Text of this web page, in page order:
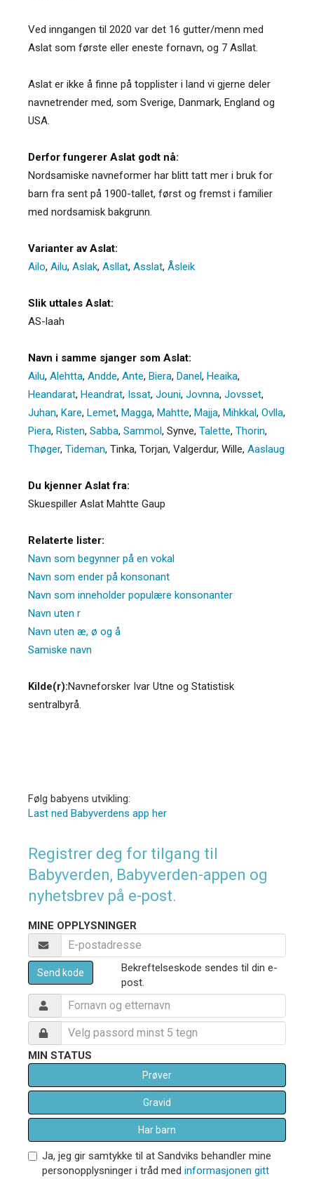
Ved inngangen til 2020 var det 16 gutter/menn med
Aslat som første eller eneste fornavn, og 7 Asllat.
Aslat er ikke å finne på topplister i land vi gjerne deler
navnetrender med, som Sverige, Danmark, England og
USA.
Derfor fungerer Aslat godt nå:
Nordsamiske navneformer har blitt tatt mer i bruk for
barn fra sent på 1900-tallet, først og fremst i familier
med nordsamisk bakgrunn.
Varianter av Aslat:
Ailo, Ailu, Aslak, Asllat, Asslat, Åsleik
Slik uttales Aslat:
AS-laah
Navn i samme sjanger som Aslat:
Ailu, Alehtta, Andde, Ante, Biera, Danel, Heaika,
Heandarat, Heandrat, Issat, Jouni, Jovnna, Jovsset,
Juhan, Kare, Lemet, Magga, Mahtte, Majja, Mihkkal, Ovlla,
Piera, Risten, Sabba, Sammol, Synve, Talette, Thorin,
Thøger, Tideman, Tinka, Torjan, Valgerdur, Wille, Aaslaug
Du kjenner Aslat fra:
Skuespiller Aslat Mahtte Gaup
Relaterte lister:
Navn som begynner på en vokal
Navn som ender på konsonant
Navn som inneholder populære konsonanter
Navn uten r
Navn uten æ, ø og å
Samiske navn
Kilde(r):Navneforsker Ivar Utne og Statistisk
sentralbyrå.
Følg babyens utvikling:
Last ned Babyverdens app her
Registrer deg for tilgang til
Babyverden, Babyverden-appen og
nyhetsbrev på e-post.
MINE OPPLYSNINGER
Send kode
Bekreftelseskode sendes til din e-
post.
MIN STATUS
Prøver
Gravid
Har barn
Ja, jeg gir samtykke til at Sandviks behandler mine
personopplysninger i tråd med informasjonen gitt